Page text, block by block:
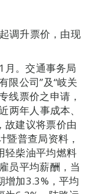
调升票价，由现
。交通事务局
限公司”及“岐关
线票价之申请，
两年人事成本、
故建议将票价由
暨普查局资料，
轻柴油平均燃料
员平均薪酬，当
增加3.3%，平均